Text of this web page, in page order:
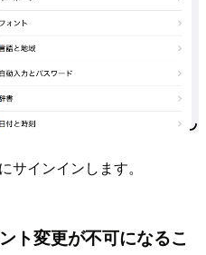
サインインします。
ト変更が不可になるこ